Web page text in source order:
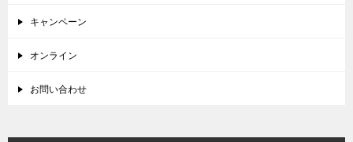
キャンペーン
オンライン
お問い合わせ